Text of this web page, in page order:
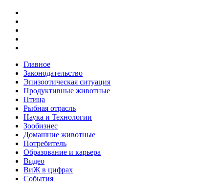
Главное
Законодательство
Эпизоотическая ситуация
Продуктивные животные
Птица
Рыбная отрасль
Наука и Технологии
Зообизнес
Домашние животные
Потребитель
Образование и карьера
Видео
ВиЖ в цифрах
События